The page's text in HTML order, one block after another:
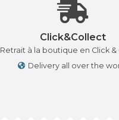
Click&Collect
Retrait à la boutique en Click
Delivery all over the